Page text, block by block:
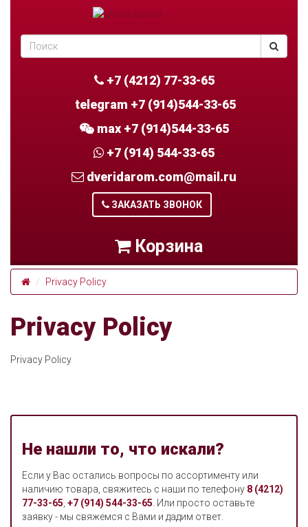
+7 (4212) 77-33-65
telegram +7 (914)544-33-65
max +7 (914)544-33-65
+7 (914) 544-33-65
dveridarom.com@mail.ru
ЗАКАЗАТЬ ЗВОНОК
Корзина
Privacy Policy
Privacy Policy
Privacy Policy
Не нашли то, что искали?
Если у Вас остались вопросы по ассортименту или
наличию товара, свяжитесь с наши по телефону 8 (4212)
77-33-65 +7 (914) 544-33-65 . Или просто оставьте
заявку - мы свяжемся с Вами и дадим ответ.